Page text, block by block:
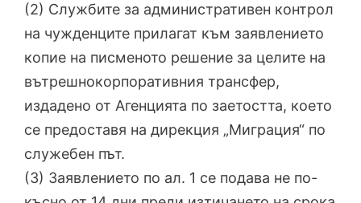
(2) Службите за административен контрол
на чужденците прилагат към заявлението
копие на писменото решение за целите на
вътрешнокорпоративния трансфер,
издадено от Агенцията по заетостта, което
се предоставя на дирекция „Миграция“ по
служебен път.
(3) Заявлението по ал. 1 се подава не по-